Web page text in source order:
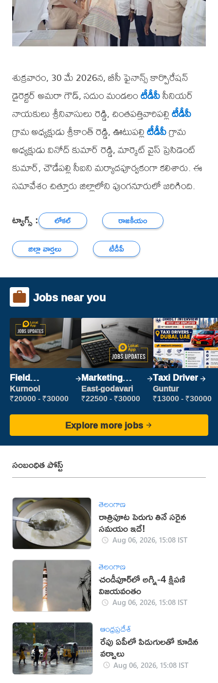
శుక్రవారం, 30 మే 2026న, బీసీ ఫైనాన్స్ కార్పొరేషన్
డైరెక్టర్ అమరా గౌడ్, సదుం మండలంటీడీపీసీనియర్
నాయకులు శ్రీనివాసులు రెడ్డి, చింతపత్తివారిపల్లిటీడీపీ
గ్రామ అధ్యక్షుడు శ్రీకాంత్ రెడ్డి, ఊటుపల్లిటీడీపీగ్రామ
అధ్యక్షుడు వినోద్ కుమార్ రెడ్డి, మార్కెట్ వైస్ ప్రెసిడెంట్
కుమార్, చౌడేపల్లి సీఐని మర్యాదపూర్వకంగా కలిశారు. ఈ
సమావేశం చిత్తూరు జిల్లాలోని పుంగనూరులో జరిగింది.
ట్యాగ్స్ : లోకల్
రాజకీయం
జిల్లా వార్తలు
టీడీపీ
Jobs near you
Field
Marketing
Executive
Kurnool
₹20000 - ₹30000
Marketing
Executive
East-godavari
₹22500 - ₹30000
Taxi Driver
Guntur
₹13000 - ₹30000
Explore more jobs
సంబంధిత పోస్ట్
తెలంగాణ
రాత్రిపూట పెరుగు తినే సరైన
సమయం ఇదే!
Aug 06, 2026, 15:08 IST
తెలంగాణ
చండీపూర్‌లో అగ్ని-4 క్షిపణి
విజయవంతం
Aug 06, 2026, 15:08 IST
ఆంధ్రప్రదేశ్
రేపు ఏపీలో పిడుగులతో కూడిన
వర్షాలు
Aug 06, 2026, 15:08 IST